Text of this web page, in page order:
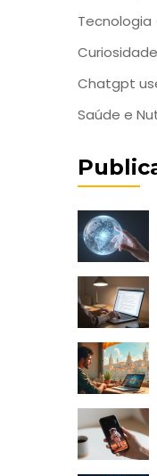
Tecnologia
Chatgpt
Saúde e